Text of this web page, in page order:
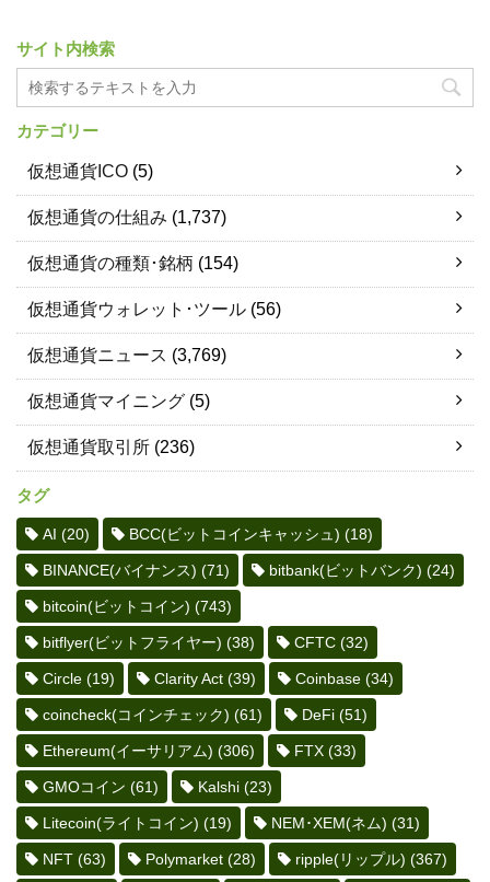
サイト内検索
カテゴリー
仮想通貨ICO (5)
仮想通貨の仕組み (1,737)
仮想通貨の種類･銘柄 (154)
仮想通貨ウォレット･ツール (56)
仮想通貨ニュース (3,769)
仮想通貨マイニング (5)
仮想通貨取引所 (236)
タグ
AI (20) BCC(ビットコインキャッシュ) (18)
BINANCE(バイナンス) (71) bitbank(ビットバンク) (24)
bitcoin(ビットコイン) (743)
bitflyer(ビットフライヤー) (38) CFTC (32)
Circle (19) Clarity Act (39) Coinbase (34)
coincheck(コインチェック) (61) DeFi (51)
Ethereum(イーサリアム) (306) FTX (33)
GMOコイン (61) Kalshi (23)
Litecoin(ライトコイン) (19) NEM･XEM(ネム) (31)
NFT (63) Polymarket (28) ripple(リップル) (367)